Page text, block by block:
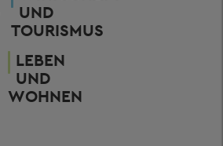
UND
TOURISMUS
LEBEN
UND
WOHNEN